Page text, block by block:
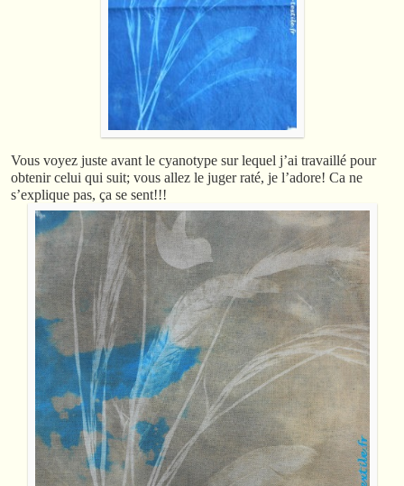
Vous voyez juste avant le cyanotype sur lequel j’ai travaillé pour
obtenir celui qui suit; vous allez le juger raté, je l’adore! Ca ne
s’explique pas, ça se sent!!!